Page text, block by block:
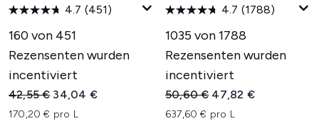
4.7 (451)
160 von 451
Rezensenten wurden
incentiviert
Unverbindliche Preisempfehlung:
42,55 € Aktueller Preis:
34,04 €
170,20 € pro L
4.7 (1788)
1035 von 1788
Rezensenten wurden
incentiviert
Unverbindliche
50,60 € Aktueller Preis:
47,82 €
637,60 € pro L